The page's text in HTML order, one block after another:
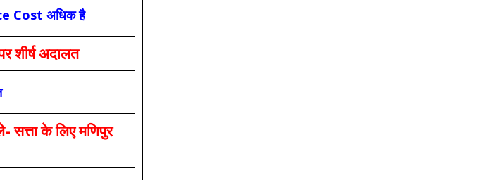
Cost अधिक है
शीर्ष अदालत
के लिए मणिपुर